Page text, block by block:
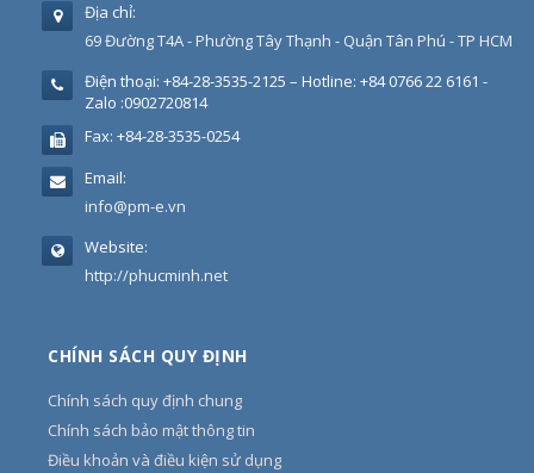
Địa chỉ:
69 Đường T4A - Phường Tây Thạnh - Quận Tân Phú - TP HCM
Điện thoại: +84-28-3535-2125 – Hotline: +84 0766 22 6161 -
Zalo :0902720814
Fax: +84-28-3535-0254
Email:
info@pm-e.vn
Website:
http://phucminh.net
CHÍNH SÁCH QUY ĐỊNH
Chính sách quy định chung
Chính sách bảo mật thông tin
Điều khoản và điều kiện sử dụng